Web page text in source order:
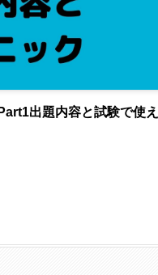
出題内容と試験で使え